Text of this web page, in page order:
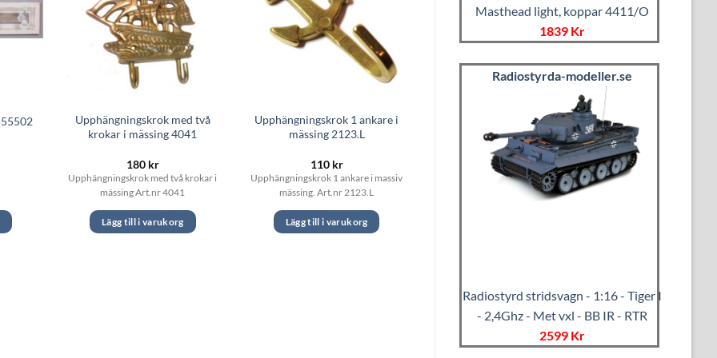
Masthead light, koppar 4411/O
1839 Kr
Radiostyrda-modeller.se
Radiostyrd stridsvagn - 1:16 - Tiger I
- 2,4Ghz - Met vxl - BB IR - RTR
2599 Kr
kr.
Upphängningskrok med två
krokar i mässing 4041
180 kr
Upphängningskrok med två krokar i
mässing Art.nr 4041
Lägg till i varukorg
Upphängningskrok 1 ankare i
mässing 2123.L
110 kr
Upphängningskrok 1 ankare i massiv
mässing. Art.nr 2123.L
Lägg till i varukorg